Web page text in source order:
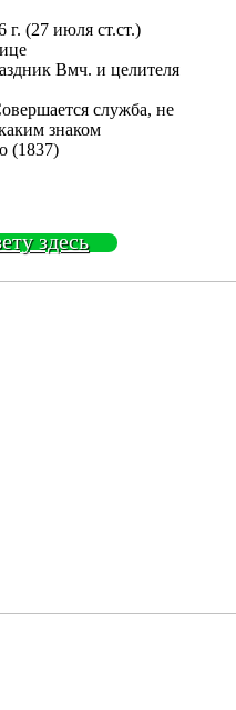
г. (27 июля ст.ст.)
Вмч. и целителя
(1837)
здесь